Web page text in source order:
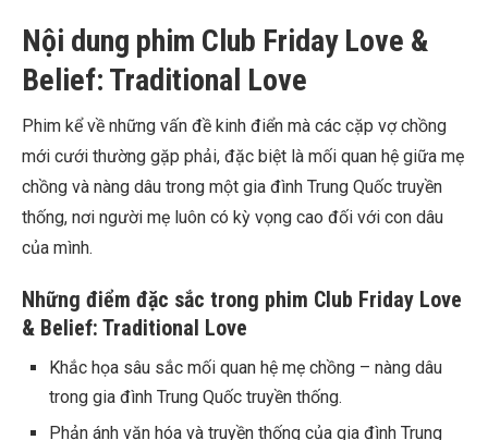
Nội dung phim Club Friday Love &
Belief: Traditional Love
Phim kể về những vấn đề kinh điển mà các cặp vợ chồng
mới cưới thường gặp phải, đặc biệt là mối quan hệ giữa mẹ
chồng và nàng dâu trong một gia đình Trung Quốc truyền
thống, nơi người mẹ luôn có kỳ vọng cao đối với con dâu
của mình.
Những điểm đặc sắc trong phim Club Friday Love
& Belief: Traditional Love
Khắc họa sâu sắc mối quan hệ mẹ chồng – nàng dâu
trong gia đình Trung Quốc truyền thống.
Phản ánh văn hóa và truyền thống của gia đình Trung